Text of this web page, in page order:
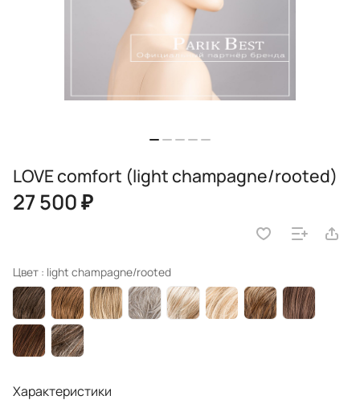
LOVE comfort (light champagne/rooted)
27 500 ₽
Цвет : light champagne/rooted
Характеристики